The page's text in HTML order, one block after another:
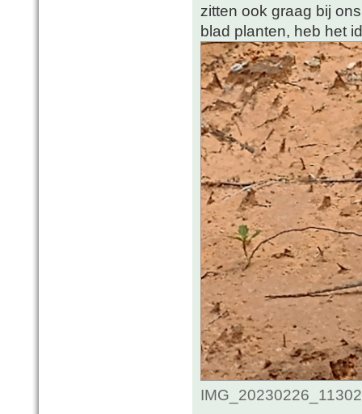
zitten ook graag bij
blad planten, heb het